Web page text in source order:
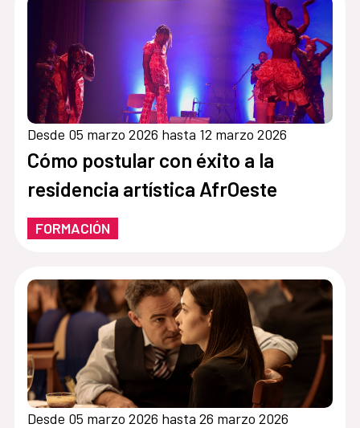
Desde 05 marzo 2026 hasta 12 marzo 2026
Cómo postular con éxito a la
residencia artística AfrOeste
FORMACIÓN
Desde 05 marzo 2026 hasta 26 marzo 2026